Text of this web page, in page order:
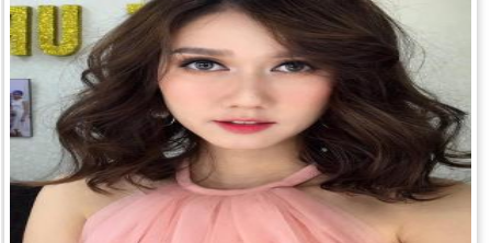
Nga chiến đấu để ngăn chặn sự sụp đổ tài chính (ngày 17
tháng 8).
Cựu độc tài Chile Augusto Pinochet bị bắt tại London (ngày 16
tháng 10).
Thỏa thuận Wye Mills giữa Netanyahu và Arafat thúc đẩy các
cuộc đàm phán hòa bình Trung Đông tiến tới (ngày 23 tháng
10). Bối cảnh: Đàm phán Hòa bình Trung Đông
Ngày sinh Hồng Quân (Max) (18-10) trong lịch